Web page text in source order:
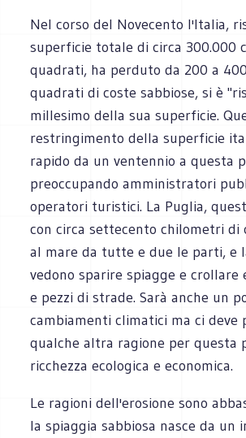
Nel corso del Novecento l'Italia,
superficie totale di circa 300.000
quadrati, ha perduto da 200 a
quadrati di coste sabbiose, si è
millesimo della sua superficie.
restringimento della superficie
rapido da un ventennio a questa
preoccupando amministratori
operatori turistici. La Puglia,
con circa settecento chilometri di
al mare da tutte e due le parti, e
vedono sparire spiagge e crollare
e pezzi di strade. Sarà anche un
cambiamenti climatici ma ci deve
qualche altra ragione per questa
ricchezza ecologica e economica.
Le ragioni dell'erosione sono
la spiaggia sabbiosa nasce da un